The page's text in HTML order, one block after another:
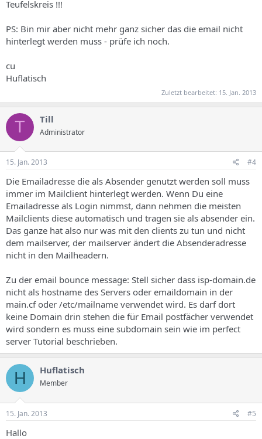
Teufelskreis !!!
PS: Bin mir aber nicht mehr ganz sicher das die email nicht
hinterlegt werden muss - prüfe ich noch.
cu
Huflatisch
Zuletzt bearbeitet: 15. Jan. 2013
T Till
Administrator
15. Jan. 2013 #4
Die Emailadresse die als Absender genutzt werden soll muss
immer im Mailclient hinterlegt werden. Wenn Du eine
Emailadresse als Login nimmst, dann nehmen die meisten
Mailclients diese automatisch und tragen sie als absender ein.
Das ganze hat also nur was mit den clients zu tun und nicht
dem mailserver, der mailserver ändert die Absenderadresse
nicht in den Mailheadern.
Zu der email bounce message: Stell sicher dass isp-domain.de
nicht als hostname des Servers oder emaildomain in der
main.cf oder /etc/mailname verwendet wird. Es darf dort
keine Domain drin stehen die für Email postfächer verwendet
wird sondern es muss eine subdomain sein wie im perfect
server Tutorial beschrieben.
H Huflatisch
Member
15. Jan. 2013 #5
Hallo